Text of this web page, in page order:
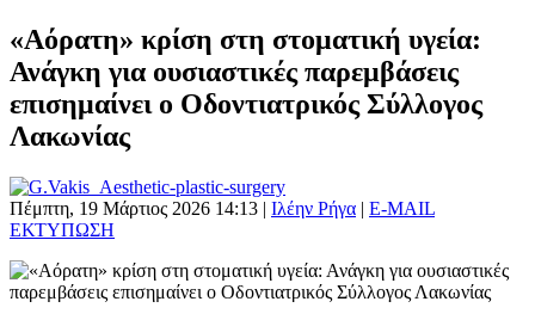
«Αόρατη» κρίση στη στοματική υγεία:
Ανάγκη για ουσιαστικές παρεμβάσεις
επισημαίνει ο Οδοντιατρικός Σύλλογος
Λακωνίας
Πέμπτη, 19 Μάρτιος 2026 14:13 | Ιλέην Ρήγα | E-MAIL
ΕΚΤΥΠΩΣΗ